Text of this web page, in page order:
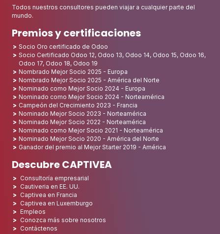
Todos nuestros consultores pueden viajar a cualquier parte del
mundo.
Premios y certificaciones
Socio Oro certificado de Odoo
Socio Certificado Odoo 12, Odoo 13, Odoo 14, Odoo 15, Odoo 16,
Odoo 17, Odoo 18, Odoo 19
Nombrado Mejor Socio 2025 - Europa
Nombrado Mejor Socio 2025 - América del Norte
Nominado como Mejor Socio 2024 - Europa
Nominado como Mejor Socio 2024 - Norteamérica
Campeón del Crecimiento 2023 - Francia
Nominado Mejor Socio 2023 - Norteamérica
Nominado Mejor Socio 2022 - Norteamérica
Nominado como Mejor Socio 2021 - Norteamérica
Nominado Mejor Socio 2020 - América del Norte
Ganador del premio al Mejor Starter 2019 - América
Descubre CAPTIVEA
Consultoría empresarial
Cautiveria en EE. UU.
Captivea en Francia
Captivea en Luxemburgo
Empleos
Conozca más sobre nosotros
Contáctenos